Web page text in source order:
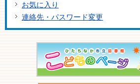
お気に入り
連絡先・パスワード変更